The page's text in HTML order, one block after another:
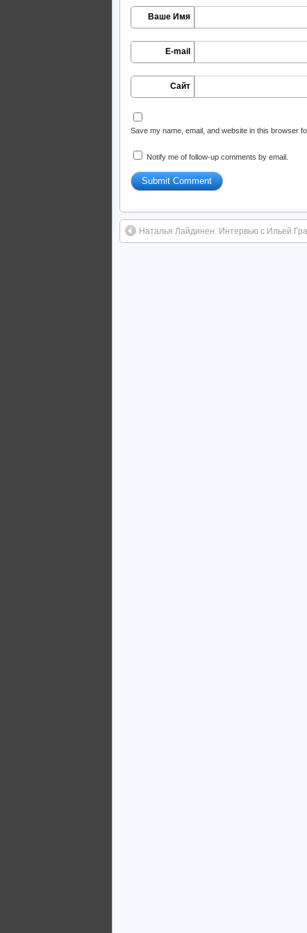
Ваше Имя
E-mail
Сайт
Save my name, email, and website in this browser
Notify me of follow-up comments by email.
Наталья Лайдинен. Интервью с Ильей